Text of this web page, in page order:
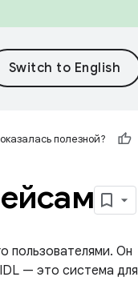
полезной?
пользователями. Он
— это система для